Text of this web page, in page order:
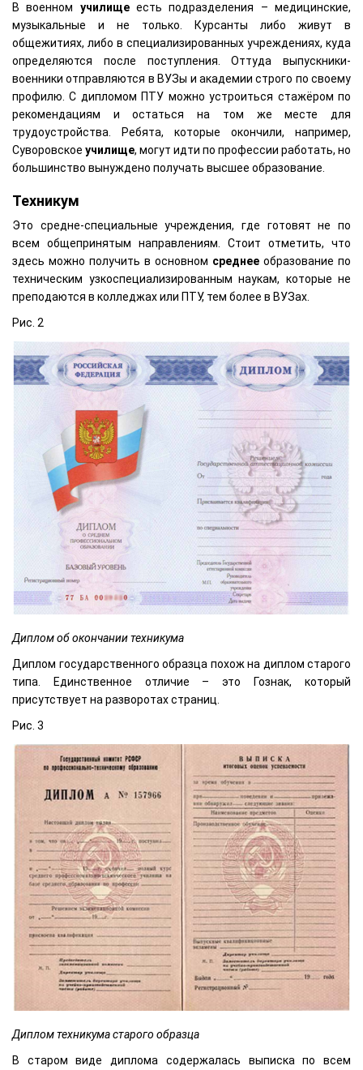
В военном училищеесть подразделения – медицинские,
музыкальные и не только. Курсанты либо живут в
общежитиях, либо в специализированных учреждениях, куда
определяются после поступления. Оттуда выпускники-
военники отправляются в ВУЗы и академии строго по своему
профилю. С дипломом ПТУ можно устроиться стажёром по
рекомендациям и остаться на том же месте для
трудоустройства. Ребята, которые окончили, например,
Суворовское училище, могут идти по профессии работать, но
большинство вынуждено получать высшее образование.
Техникум
Это средне-специальные учреждения, где готовят не по
всем общепринятым направлениям. Стоит отметить, что
здесь можно получить в основном среднее образование по
техническим узкоспециализированным наукам, которые не
преподаются в колледжах или ПТУ, тем более в ВУЗах.
Рис. 2
Диплом об окончании техникума
Диплом государственного образца похож на диплом старого
типа. Единственное отличие – это Гознак, который
присутствует на разворотах страниц.
Рис. 3
Диплом техникума старого образца
В старом виде диплома содержалась выписка по всем